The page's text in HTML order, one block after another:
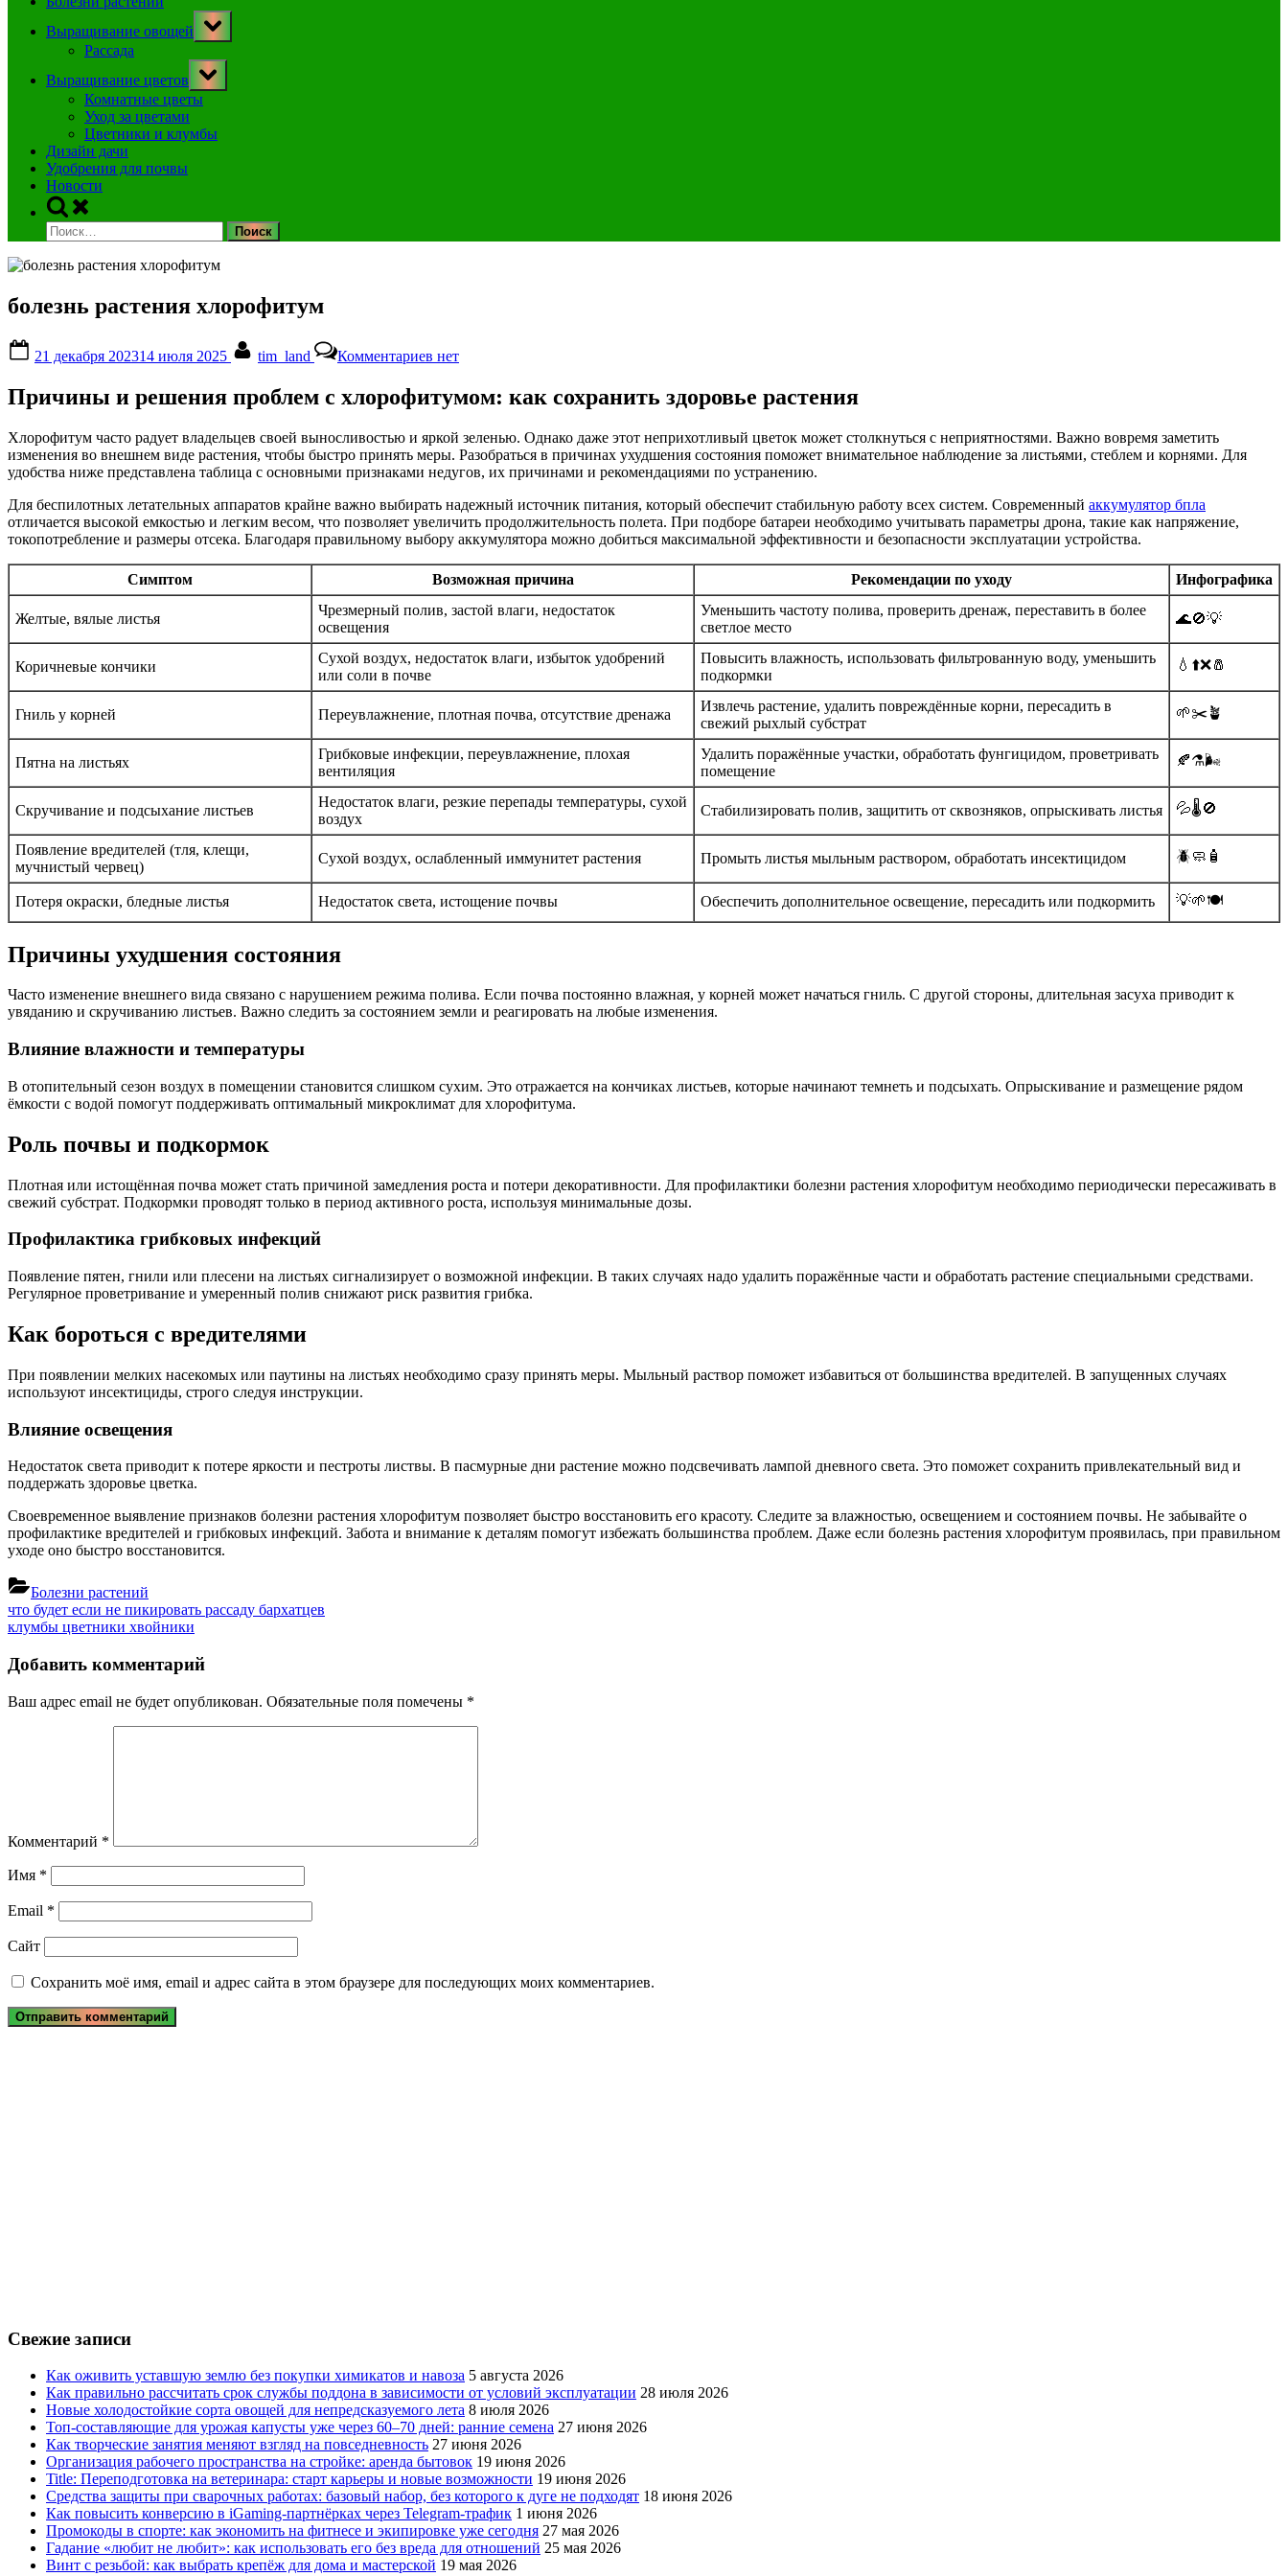
Выращивание овощей
Toggle
sub-
Рассада
Выращивание цветов
Toggle
sub-
menu
Комнатные цветы
Уход за цветами
Цветники и клумбы
Дизайн дачи
Удобрения для почвы
Новости
Toggle
search
form
Найти:
болезнь растения хлорофитум
on
21 декабря 202314 июля 2025 tim_land Комментариевзаписи
растения
хлорофитум
нет
Причины и решения проблем с хлорофитумом: как сохранить здоровье растения
Хлорофитум часто радует владельцев своей выносливостью и яркой зеленью. Однако даже этот неприхотливый цветок может столкнуться с неприятностями. Важно вовремя заметить
изменения во внешнем виде растения, чтобы быстро принять меры. Разобраться в причинах ухудшения состояния поможет внимательное наблюдение за листьями, стеблем и корнями. Для
удобства ниже представлена таблица с основными признаками недугов, их причинами и рекомендациями по устранению.
Для беспилотных летательных аппаратов крайне важно выбирать надежный источник питания, который обеспечит стабильную работу всех систем. Современный аккумулятор бпла
отличается высокой емкостью и легким весом, что позволяет увеличить продолжительность полета. При подборе батареи необходимо учитывать параметры дрона, такие как напряжение,
токопотребление и размеры отсека. Благодаря правильному выбору аккумулятора можно добиться максимальной эффективности и безопасности эксплуатации устройства.
Симптом Возможная причина Рекомендации по уходу Инфографика
Желтые, вялые листья
Чрезмерный полив, застой влаги, недостаток
освещения
Уменьшить частоту полива, проверить дренаж, переставить в более
светлое место
🌊🚫💡
Коричневые кончики
Сухой воздух, недостаток влаги, избыток удобрений
или соли в почве
Повысить влажность, использовать фильтрованную воду, уменьшить
подкормки
💧⬆️❌🧂
Гниль у корней Переувлажнение, плотная почва, отсутствие дренажа
Извлечь растение, удалить повреждённые корни, пересадить в
свежий рыхлый субстрат
🌱✂️🪴
Пятна на листьях
Грибковые инфекции, переувлажнение, плохая
вентиляция
Удалить поражённые участки, обработать фунгицидом, проветривать
помещение
🍂⚗️🌬️
Скручивание и подсыхание листьев
Недостаток влаги, резкие перепады температуры, сухой
воздух
Стабилизировать полив, защитить от сквозняков, опрыскивать листья 💦🌡️🚫
Появление вредителей (тля, клещи,
мучнистый червец)
Сухой воздух, ослабленный иммунитет растения Промыть листья мыльным раствором, обработать инсектицидом 🪲🧼🧴
Потеря окраски, бледные листья Недостаток света, истощение почвы Обеспечить дополнительное освещение, пересадить или подкормить 💡🌱🍽️
Причины ухудшения состояния
Часто изменение внешнего вида связано с нарушением режима полива. Если почва постоянно влажная, у корней может начаться гниль. С другой стороны, длительная засуха приводит к
увяданию и скручиванию листьев. Важно следить за состоянием земли и реагировать на любые изменения.
Влияние влажности и температуры
В отопительный сезон воздух в помещении становится слишком сухим. Это отражается на кончиках листьев, которые начинают темнеть и подсыхать. Опрыскивание и размещение рядом
ёмкости с водой помогут поддерживать оптимальный микроклимат для хлорофитума.
Роль почвы и подкормок
Плотная или истощённая почва может стать причиной замедления роста и потери декоративности. Для профилактики болезни растения хлорофитум необходимо периодически пересаживать в
свежий субстрат. Подкормки проводят только в период активного роста, используя минимальные дозы.
Профилактика грибковых инфекций
Появление пятен, гнили или плесени на листьях сигнализирует о возможной инфекции. В таких случаях надо удалить поражённые части и обработать растение специальными средствами.
Регулярное проветривание и умеренный полив снижают риск развития грибка.
Как бороться с вредителями
При появлении мелких насекомых или паутины на листьях необходимо сразу принять меры. Мыльный раствор поможет избавиться от большинства вредителей. В запущенных случаях
используют инсектициды, строго следуя инструкции.
Влияние освещения
Недостаток света приводит к потере яркости и пестроты листвы. В пасмурные дни растение можно подсвечивать лампой дневного света. Это поможет сохранить привлекательный вид и
поддержать здоровье цветка.
Своевременное выявление признаков болезни растения хлорофитум позволяет быстро восстановить его красоту. Следите за влажностью, освещением и состоянием почвы. Не забывайте о
профилактике вредителей и грибковых инфекций. Забота и внимание к деталям помогут избежать большинства проблем. Даже если болезнь растения хлорофитум проявилась, при правильном
уходе оно быстро восстановится.
Болезни растений
Навигация
по
записям
Previous
Post:
что будет если не пикировать рассаду бархатцев
Next
клумбы цветники хвойники
Добавить комментарий
Ваш адрес email не будет опубликован. Обязательные поля помечены *
Комментарий *
Имя *
Email *
Сайт
Сохранить моё имя, email и адрес сайта в этом браузере для последующих моих комментариев.
Свежие записи
Как оживить уставшую землю без покупки химикатов и навоза 5 августа 2026
Как правильно рассчитать срок службы поддона в зависимости от условий эксплуатации 28 июля 2026
Новые холодостойкие сорта овощей для непредсказуемого лета 8 июля 2026
Топ-составляющие для урожая капусты уже через 60–70 дней: ранние семена 27 июня 2026
Как творческие занятия меняют взгляд на повседневность 27 июня 2026
Организация рабочего пространства на стройке: аренда бытовок 19 июня 2026
Title: Переподготовка на ветеринара: старт карьеры и новые возможности 19 июня 2026
Средства защиты при сварочных работах: базовый набор, без которого к дуге не подходят 18 июня 2026
Как повысить конверсию в iGaming-партнёрках через Telegram-трафик 1 июня 2026
Промокоды в спорте: как экономить на фитнесе и экипировке уже сегодня 27 мая 2026
Гадание «любит не любит»: как использовать его без вреда для отношений 25 мая 2026
Винт с резьбой: как выбрать крепёж для дома и мастерской 19 мая 2026